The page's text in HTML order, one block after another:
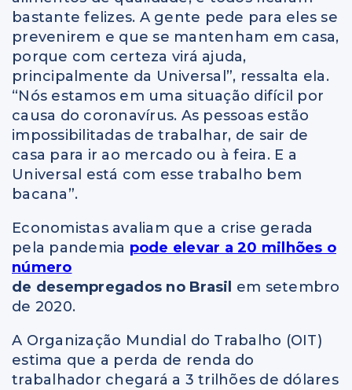
bastante felizes. A gente pede para eles se
prevenirem e que se mantenham em casa,
porque com certeza virá ajuda,
principalmente da Universal”, ressalta ela.
“Nós estamos em uma situação difícil por
causa do coronavírus. As pessoas estão
impossibilitadas de trabalhar, de sair de
casa para ir ao mercado ou à feira. E a
Universal está com esse trabalho bem
bacana”.
Economistas avaliam que a crise gerada
pela pandemia pode elevar a 20 milhões o
número
de desempregados no Brasil em setembro
de 2020.
A Organização Mundial do Trabalho (OIT)
estima que a perda de renda do
trabalhador chegará a 3 trilhões de dólares